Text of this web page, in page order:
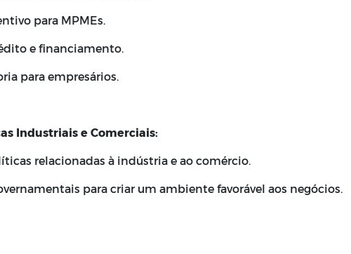
para MPMEs.
e financiamento.
para empresários.
Industriais e Comerciais:
relacionadas à indústria e ao comércio.
para criar um ambiente favorável aos negócios.